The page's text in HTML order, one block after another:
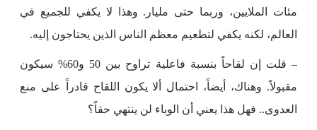
مئات الملايين، وربما حتى مليار. وهذا لا يكفي للجميع في
العالم، لكنه يكفي لتطعيم معظم الناس الذين يحتاجون إليه.
– قلت إن لقاحاً بنسبة فاعلية تراوح بين 50 و60% سيكون
مقبولاً. وهناك، أيضاً، احتمال ألا يكون اللقاح قادراً على منع
العدوى.. فهل هذا يعني أن الوباء لن ينتهي حقاً؟